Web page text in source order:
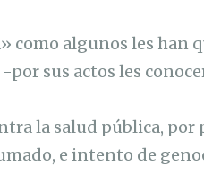
como algunos les han
por sus actos les
la salud pública, por
e intento de